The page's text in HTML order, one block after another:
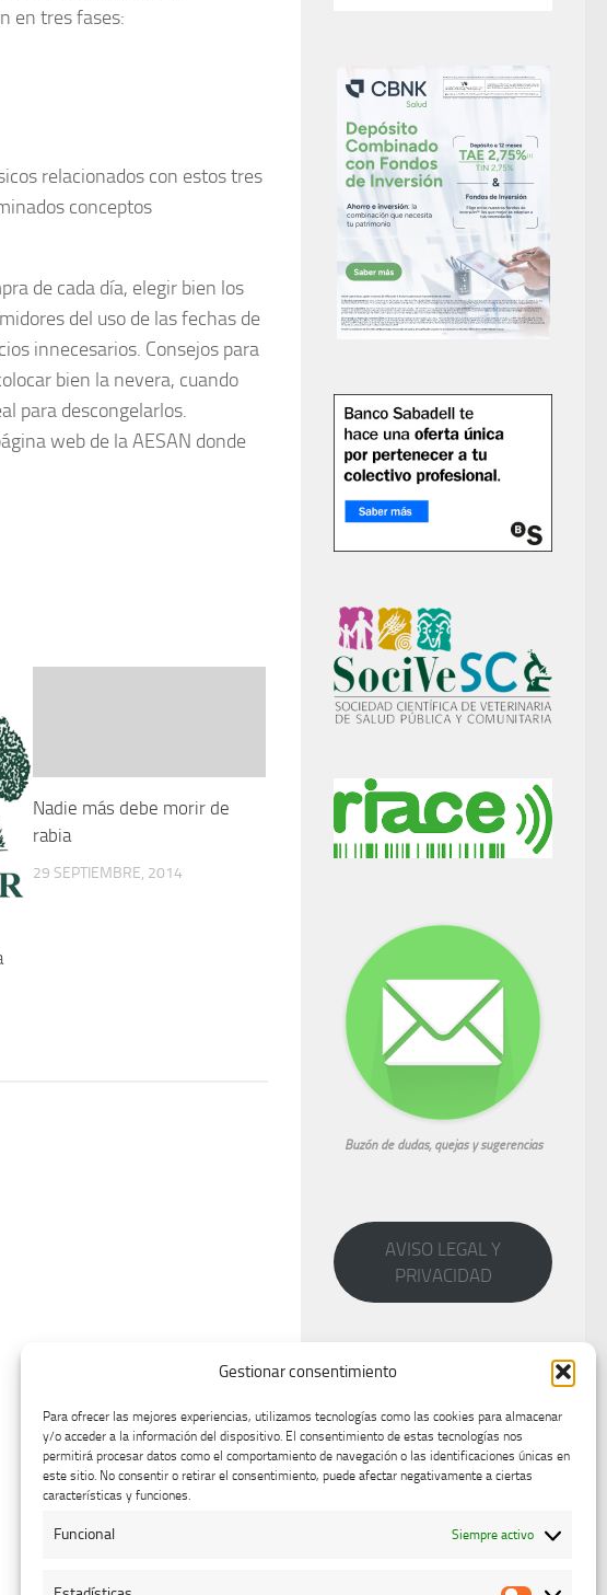
Gestionar consentimiento
Para ofrecer las mejores experiencias, utilizamos tecnologías como las cookies para almacenar
y/o acceder a la información del dispositivo. El consentimiento de estas tecnologías nos
permitirá procesar datos como el comportamiento de navegación o las identificaciones únicas en
este sitio. No consentir o retirar el consentimiento, puede afectar negativamente a ciertas
características y funciones.
Funcional Siempre activo
en tres fases:
relacionados con estos tres
conceptos
de cada día, elegir bien los
del uso de las fechas de
innecesarios. Consejos para
bien la nevera, cuando
para descongelarlos.
web de la AESAN donde
Nadie más debe morir de
rabia
29 SEPTIEMBRE, 2014
Buzón de dudas, quejas y sugerencias
AVISO LEGAL Y
PRIVACIDAD